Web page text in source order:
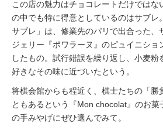
この店の魅力はチョコレートだけではな
の中でも特に得意としているのはサブレ
サブレ」は、修業先のパリで出合った、
ジェリー『ポワラーヌ』のピュイニショ
したもの。試行錯誤を繰り返し、小麦
好きなその味に近づいたという。
将棋会館からも程近く、棋士たちの「勝
ともあるという『Mon chocolat』のお
の手みやげにぜひ選んでみて。